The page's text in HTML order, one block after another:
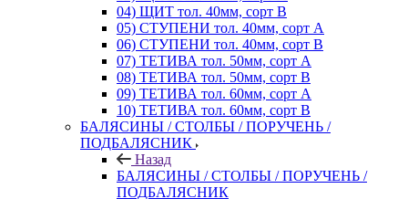
04) ЩИТ тол. 40мм, сорт В
05) СТУПЕНИ тол. 40мм, сорт А
06) СТУПЕНИ тол. 40мм, сорт В
07) ТЕТИВА тол. 50мм, сорт А
08) ТЕТИВА тол. 50мм, сорт В
09) ТЕТИВА тол. 60мм, сорт А
10) ТЕТИВА тол. 60мм, сорт В
БАЛЯСИНЫ / СТОЛБЫ / ПОРУЧЕНЬ /
ПОДБАЛЯСНИК
Назад
БАЛЯСИНЫ / СТОЛБЫ / ПОРУЧЕНЬ /
ПОДБАЛЯСНИК